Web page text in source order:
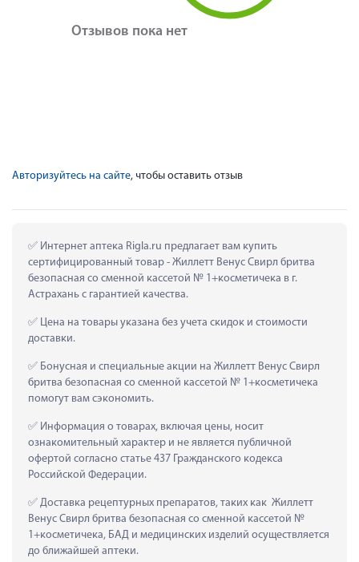
Отзывов пока нет
Авторизуйтесь на сайте, чтобы оставить отзыв
Интернет аптека Rigla.ru предлагает вам купить
сертифицированный товар - Жиллетт Венус Свирл бритва
безопасная со сменной кассетой № 1+косметичека в г.
Астрахань с гарантией качества.
Цена на товары указана без учета скидок и стоимости
доставки.
Бонусная и специальные акции на Жиллетт Венус Свирл
бритва безопасная со сменной кассетой № 1+косметичека
помогут вам сэкономить.
Информация о товарах, включая цены, носит
ознакомительный характер и не является публичной
офертой согласно статье 437 Гражданского кодекса
Российской Федерации.
Доставка рецептурных препаратов, таких как  Жиллетт
Венус Свирл бритва безопасная со сменной кассетой №
1+косметичека, БАД и медицинских изделий осуществляется
до ближайшей аптеки.